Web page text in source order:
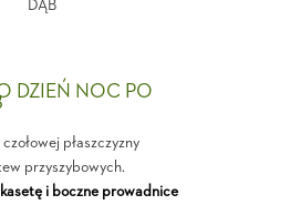
DZIEŃ NOC PO
płaszczyzny
przyszybowych.
kasetę i boczne prowadnice